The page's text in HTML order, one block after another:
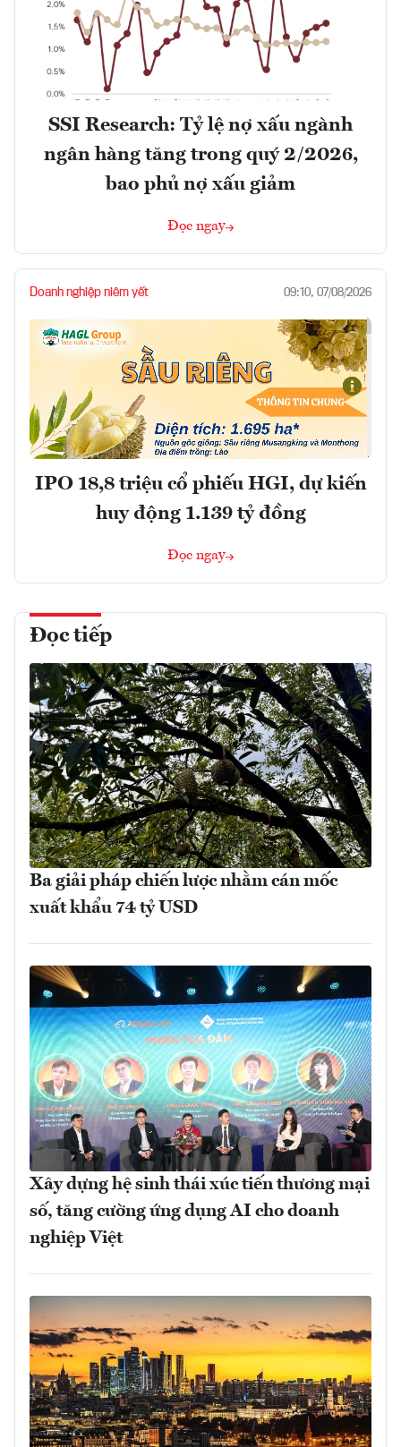
SSI Research: Tỷ lệ nợ xấu ngành
ngân hàng tăng trong quý 2/2026,
bao phủ nợ xấu giảm
Đọc ngay
Doanh nghiệp niêm yết 09:10, 07/08/2026
IPO 18,8 triệu cổ phiếu HGI, dự kiến
huy động 1.139 tỷ đồng
Đọc ngay
Đọc tiếp
Ba giải pháp chiến lược nhằm cán mốc
xuất khẩu 74 tỷ USD
Xây dựng hệ sinh thái xúc tiến thương mại
số, tăng cường ứng dụng AI cho doanh
nghiệp Việt